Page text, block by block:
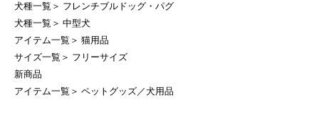
犬種一覧 ＞ フレンチブルドッグ・パグ
犬種一覧 ＞ 中型犬
アイテム一覧 ＞ 猫用品
サイズ一覧 ＞ フリーサイズ
新商品
アイテム一覧 ＞ ペットグッズ／犬用品